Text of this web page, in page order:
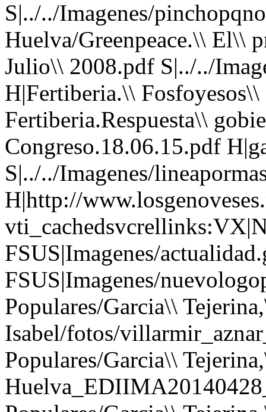
S|../../Imagenes/
Huelva/Greenpeace.\\ El\\
Julio\\ 2008.pdf S|../../
H|Fertiberia.\\
Fertiberia.Respuesta\\
Congreso.18.06.15.pdf
S|../../Imagenes/
H|http://
FSUS|Imagenes/
FSUS|Imagenes/
Populares/Garcia\\
Isabel/fotos/
Populares/Garcia\\